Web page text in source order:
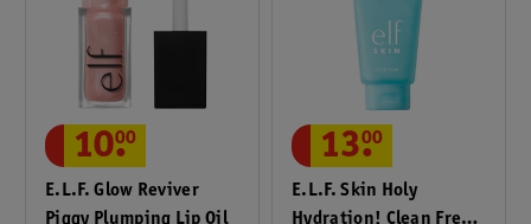
E.l.f. Glow Reviver
Piggy Plumping Lip Oil
10.
00
E.l.f. Skin Holy
Hydration! Clean Freak
13.
00